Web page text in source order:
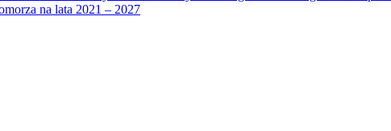
na lata 2021 – 2027